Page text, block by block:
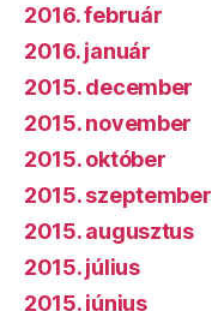
2016. február
2016. január
2015. december
2015. november
2015. október
2015. szeptember
2015. augusztus
2015. július
2015. június